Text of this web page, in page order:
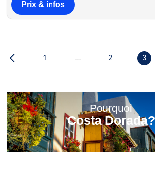
Prix & infos
1 … 2 3
Pourquoi
Costa Dorada?